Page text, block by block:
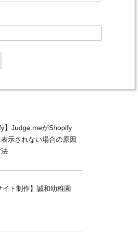
】Judge.meがShopify
示されない場合の原因
イト制作】誠和幼稚園